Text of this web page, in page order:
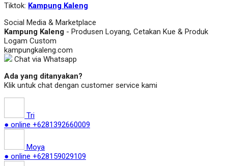
Tiktok: Kampung Kaleng
Social Media & Marketplace
Kampung Kaleng - Produsen Loyang, Cetakan Kue & Produk
Logam Custom
kampungkaleng.com
Chat via Whatsapp
Ada yang ditanyakan?
Klik untuk chat dengan customer service kami
Tri
● online +6281392660009
Moya
● online +628159029109